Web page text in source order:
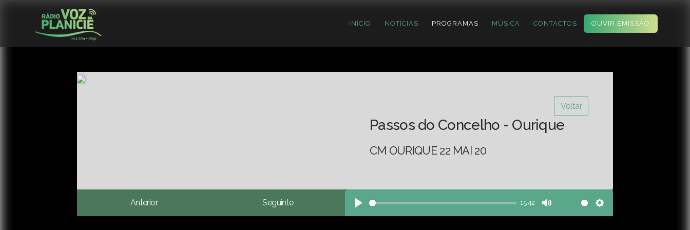
INÍCIO NOTÍCIAS PROGRAMAS MÚSICA CONTACTOS OUVIR EMISSÃO
Voltar
Passos do Concelho - Ourique
CM OURIQUE 22 MAI 20
Anterior Seguinte
Play
15:42
Mute Settings